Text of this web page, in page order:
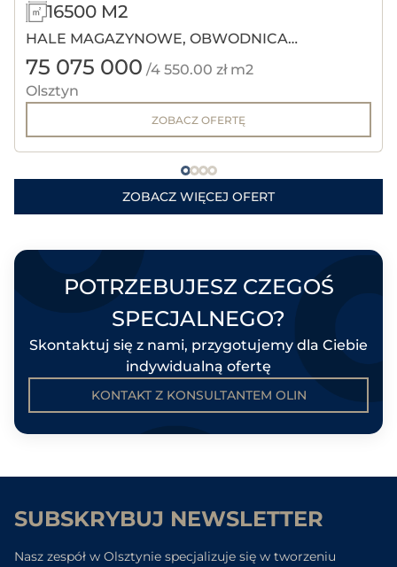
16500 M2
HALE MAGAZYNOWE, OBWODNICA
OLSZTYNA.
75 075 000 /4 550.00 zł m2
Olsztyn
ZOBACZ OFERTĘ
ZOBACZ WIĘCEJ OFERT
POTRZEBUJESZ CZEGOŚ
SPECJALNEGO?
Skontaktuj się z nami, przygotujemy dla Ciebie
indywidualną ofertę
KONTAKT Z KONSULTANTEM OLIN
SUBSKRYBUJ NEWSLETTER
Nasz zespół w Olsztynie specjalizuje się w tworzeniu